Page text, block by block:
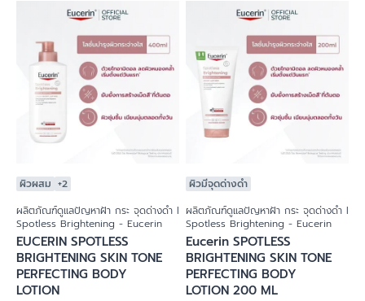
ผิวผสม +2
ผลิตภัณฑ์ดูแลปัญหาฝ้า กระ จุดด่างดำ l
Spotless Brightening - Eucerin
EUCERIN SPOTLESS
BRIGHTENING SKIN TONE
PERFECTING BODY
LOTION
ผิวมีจุดด่างดำ
ผลิตภัณฑ์ดูแลปัญหาฝ้า กระ จุดด่างดำ l
Spotless Brightening - Eucerin
Eucerin SPOTLESS
BRIGHTENING SKIN TONE
PERFECTING BODY
LOTION 200 ML